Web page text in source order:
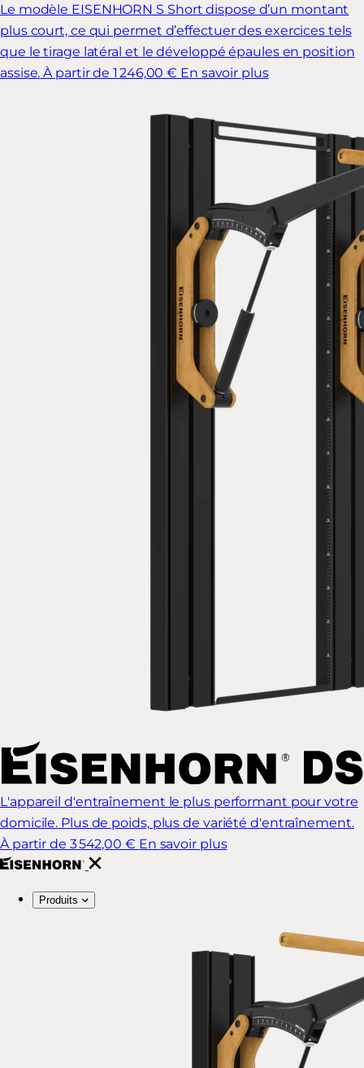
Le modèle EISENHORN S Short dispose d’un montant
plus court, ce qui permet d’effectuer des exercices tels
que le tirage latéral et le développé épaules en position
assise. À partir de 1 246,00 € En savoir plus
L'appareil d'entraînement le plus performant pour votre
domicile. Plus de poids, plus de variété d'entraînement.
À partir de 3 542,00 € En savoir plus
Produits